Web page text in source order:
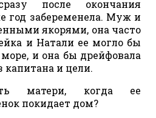
после окончания
год забеременела. Муж и
якорями, она часто
и Натали ее могло бы
и она бы дрейфовала
капитана и цели.
матери, когда ее
покидает дом?